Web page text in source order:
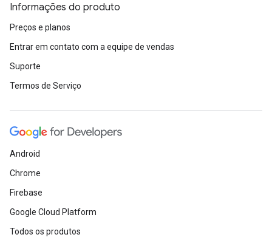
Informações do produto
Preços e planos
Entrar em contato com a equipe de vendas
Suporte
Termos de Serviço
Android
Chrome
Firebase
Google Cloud Platform
Todos os produtos